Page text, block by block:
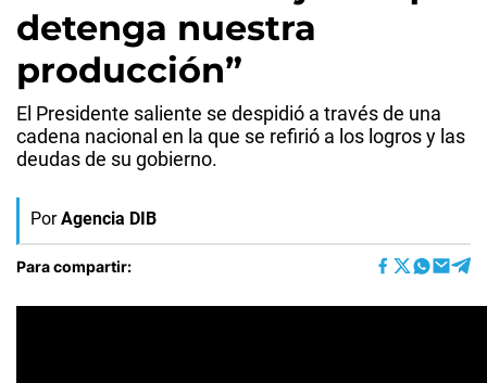
detenga nuestra
producción”
El Presidente saliente se despidió a través de una
cadena nacional en la que se refirió a los logros y las
deudas de su gobierno.
Por Agencia DIB
Para compartir: